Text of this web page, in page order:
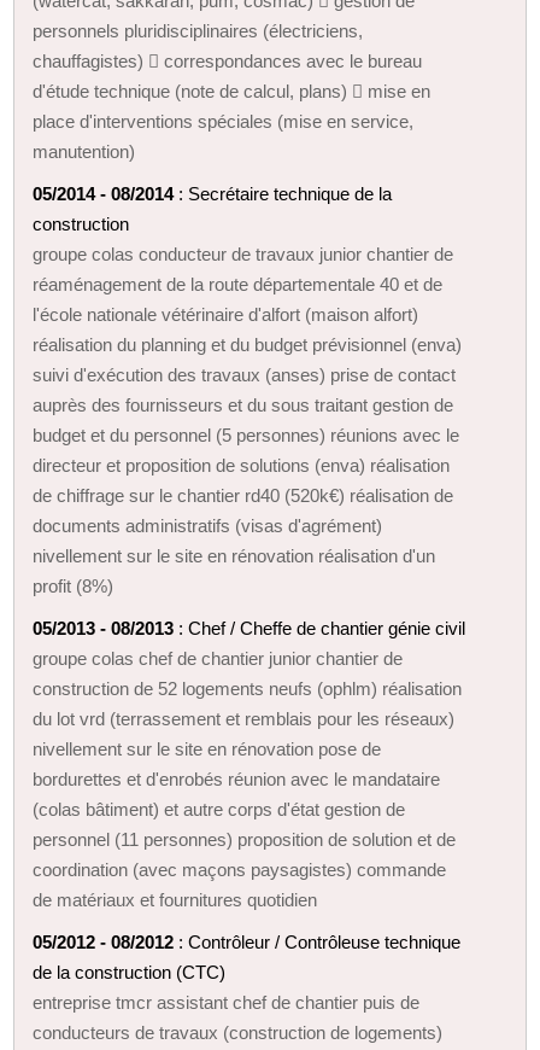
personnels pluridisciplinaires (électriciens,
chauffagistes)  correspondances avec le bureau
d'étude technique (note de calcul, plans)  mise en
place d'interventions spéciales (mise en service,
manutention)
05/2014 - 08/2014: Secrétaire technique de la
construction
groupe colas conducteur de travaux junior chantier de
réaménagement de la route départementale 40 et de
l'école nationale vétérinaire d'alfort (maison alfort)
réalisation du planning et du budget prévisionnel (enva)
suivi d'exécution des travaux (anses) prise de contact
auprès des fournisseurs et du sous traitant gestion de
budget et du personnel (5 personnes) réunions avec le
directeur et proposition de solutions (enva) réalisation
de chiffrage sur le chantier rd40 (520k€) réalisation de
documents administratifs (visas d'agrément)
nivellement sur le site en rénovation réalisation d'un
profit (8%)
05/2013 - 08/2013 : Chef / Cheffe de chantier génie civil
groupe colas chef de chantier junior chantier de
construction de 52 logements neufs (ophlm) réalisation
du lot vrd (terrassement et remblais pour les réseaux)
nivellement sur le site en rénovation pose de
bordurettes et d'enrobés réunion avec le mandataire
(colas bâtiment) et autre corps d'état gestion de
personnel (11 personnes) proposition de solution et de
coordination (avec maçons paysagistes) commande
de matériaux et fournitures quotidien
05/2012 - 08/2012 : Contrôleur / Contrôleuse technique
de la construction (CTC)
entreprise tmcr assistant chef de chantier puis de
conducteurs de travaux (construction de logements)